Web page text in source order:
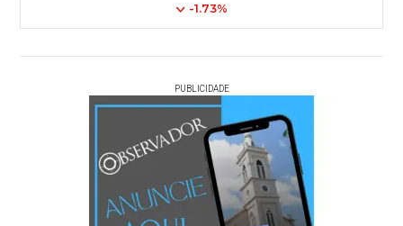
-1.73%
PUBLICIDADE